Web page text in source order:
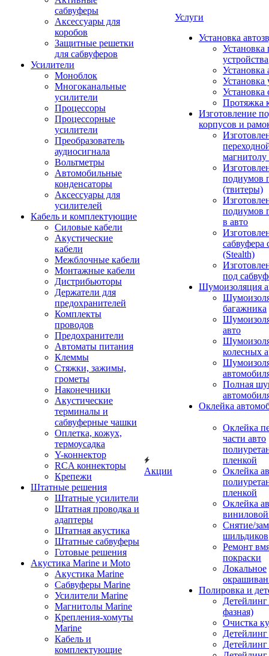
сабвуферы
Аксессуары для
коробов
Защитные решетки
для сабвуферов
Усилители
Моноблок
Многоканальные
усилители
Процессоры
Процессорные
усилители
Преобразователь
аудиосигнала
Вольтметры
Автомобильные
конденсаторы
Аксессуары для
усилителей
Кабель и комплектующие
Силовые кабели
Акустические
кабели
Межблочные кабели
Монтажные кабели
Дистрибьюторы
Держатели для
предохранителей
Комплекты
проводов
Предохранители
Автоматы питания
Клеммы
Стяжки, зажимы,
грометы
Наконечники
Акустические
терминалы и
сабвуферные чашки
Оплетка, кожух,
термоусадка
Y-коннектор
RCA коннекторы
Крепежи
Штатные решения
Штатные усилители
Штатная проводка и
адаптеры
Штатная акустика
Штатные сабвуферы
Готовые решения
Акустика Marine и Moto
Акустика Marine
Сабвуферы Marine
Усилители Marine
Магнитолы Marine
Крепления-хомуты
Marine
Кабель и
комплектующие
Акции
Услуги
Установка
Установка
устройства
Установка
Установка
Установка
Протяжка
Изготовление
корпусов и
подиумов
(твитеры)
подиумов
в авто
сабвуфера
(Stealth)
под
Шумоизоляция
багажника
авто
колесных
Полная
Оклейка
Оклейка
части авто
пленкой
Оклейка
пленкой
Оклейка
Снятие/
шильдиков
Ремонт
покраски
Локальное
Полировка и
фазная)
Очистка
Детейлинг